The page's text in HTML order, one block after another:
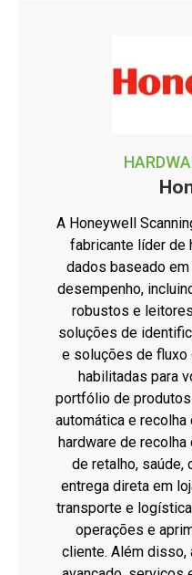
A Honeywell
fabricante líder de
dados baseado
desempenho,
robustos e
soluções de
e soluções de fluxo
habilitadas para
portfólio de
automática e
hardware de
de retalho, saúde,
entrega direta em
transporte e
operações e
cliente. Além